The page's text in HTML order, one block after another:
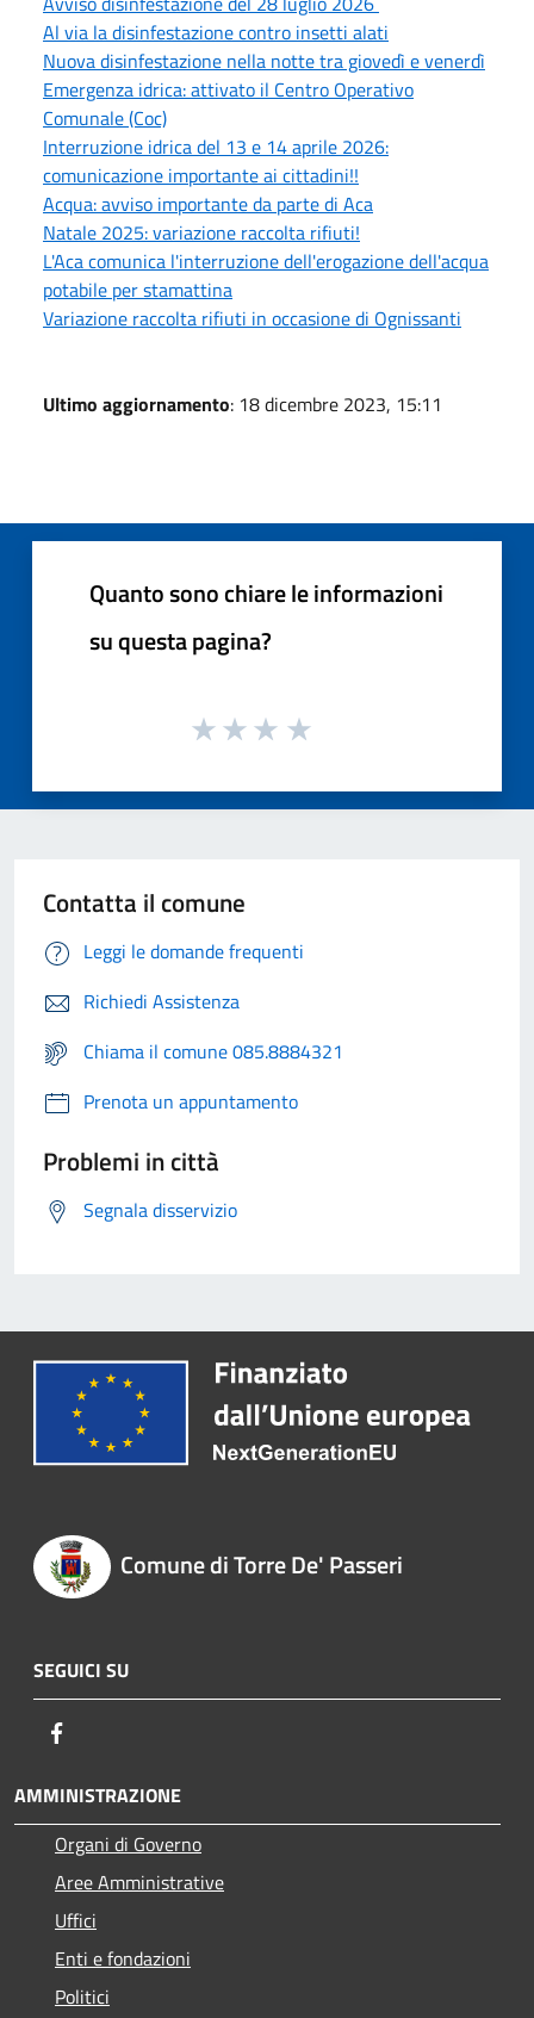
Al via la disinfestazione contro insetti alati
Nuova disinfestazione nella notte tra giovedì e venerdì
Emergenza idrica: attivato il Centro Operativo
Comunale (Coc)
Interruzione idrica del 13 e 14 aprile 2026:
comunicazione importante ai cittadini!!
Acqua: avviso importante da parte di Aca
Natale 2025: variazione raccolta rifiuti!
L'Aca comunica l'interruzione dell'erogazione dell'acqua
potabile per stamattina
Variazione raccolta rifiuti in occasione di Ognissanti
Ultimo aggiornamento: 18 dicembre 2023, 15:11
Quanto sono chiare le informazioni
su questa pagina?
Contatta il comune
Leggi le domande frequenti
Richiedi Assistenza
Chiama il comune 085.8884321
Prenota un appuntamento
Problemi in città
Segnala disservizio
Comune di Torre De' Passeri
SEGUICI SU
AMMINISTRAZIONE
Organi di Governo
Aree Amministrative
Uffici
Enti e fondazioni
Politici